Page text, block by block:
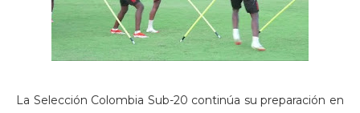
La Selección Colombia Sub-20 continúa su preparación en